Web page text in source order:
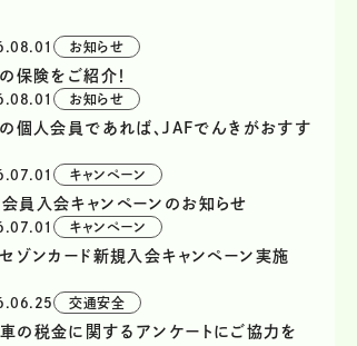
お知らせ
保険をご紹介！
お知らせ
個人会員であれば、JAFでんきがおすす
キャンペーン
員入会キャンペーンのお知らせ
キャンペーン
ゾンカード新規入会キャンペーン実施
交通安全
車の税金に関するアンケートにご協力を